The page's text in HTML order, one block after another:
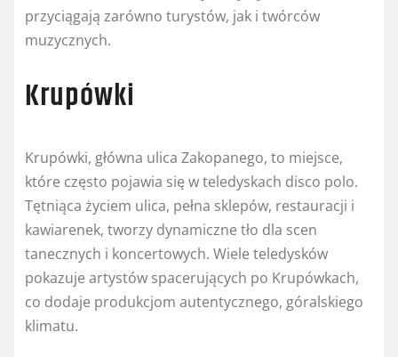
przyciągają zarówno turystów, jak i twórców
muzycznych.
Krupówki
Krupówki, główna ulica Zakopanego, to miejsce,
które często pojawia się w teledyskach disco polo.
Tętniąca życiem ulica, pełna sklepów, restauracji i
kawiarenek, tworzy dynamiczne tło dla scen
tanecznych i koncertowych. Wiele teledysków
pokazuje artystów spacerujących po Krupówkach,
co dodaje produkcjom autentycznego, góralskiego
klimatu.